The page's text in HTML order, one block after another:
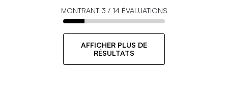
MONTRANT 3 / 14ÉVALUATIONS
AFFICHER PLUS DE
RÉSULTATS